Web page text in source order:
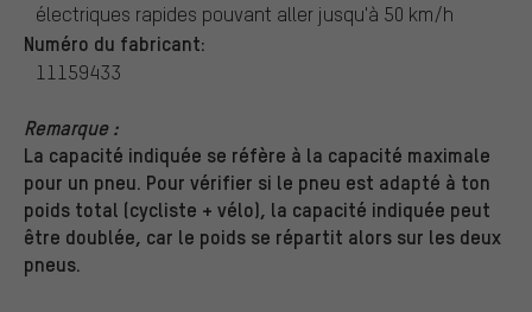
électriques rapides pouvant aller jusqu'à 50 km/h
Numéro du fabricant:
11159433
Remarque :
La capacité indiquée se réfère à la capacité maximale
pour un pneu. Pour vérifier si le pneu est adapté à ton
poids total (cycliste + vélo), la capacité indiquée peut
être doublée, car le poids se répartit alors sur les deux
pneus.